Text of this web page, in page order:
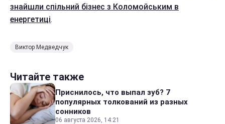
знайшли спільний бізнес з Коломойським в
енергетиці.
Виктор Медведчук
Читайте также
Приснилось, что выпал зуб? 7
популярных толкований из разных
сонников
06 августа 2026, 14:21